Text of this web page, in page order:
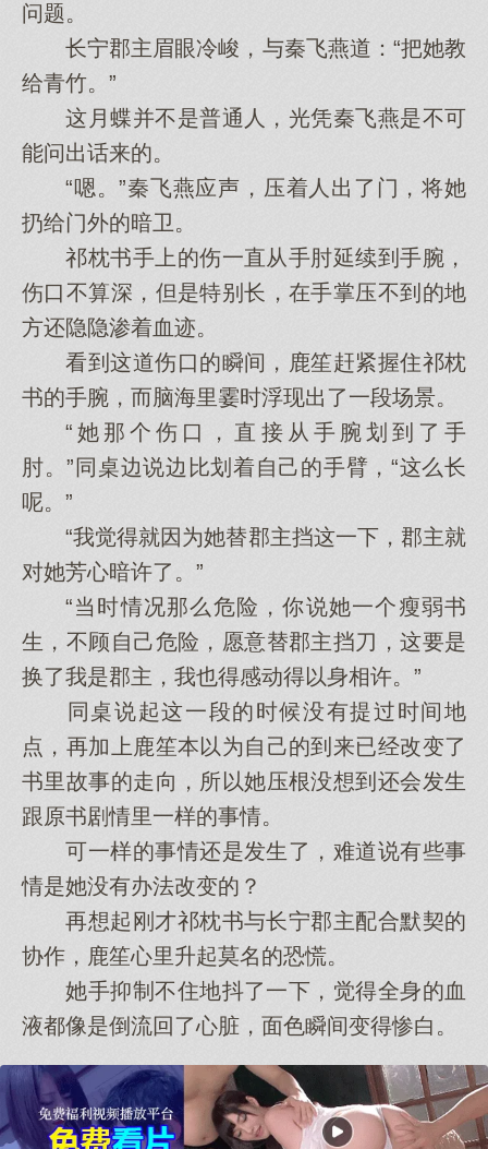
问题。
长宁郡主眉眼冷峻，与秦飞燕道：“把她教
给青竹。”
这月蝶并不是普通人，光凭秦飞燕是不可
能问出话来的。
“嗯。”秦飞燕应声，压着人出了门，将她
扔给门外的暗卫。
祁枕书手上的伤一直从手肘延续到手腕，
伤口不算深，但是特别长，在手掌压不到的地
方还隐隐渗着血迹。
看到这道伤口的瞬间，鹿笙赶紧握住祁枕
书的手腕，而脑海里霎时浮现出了一段场景。
“她那个伤口，直接从手腕划到了手
肘。”同桌边说边比划着自己的手臂，“这么长
呢。”
“我觉得就因为她替郡主挡这一下，郡主就
对她芳心暗许了。”
“当时情况那么危险，你说她一个瘦弱书
生，不顾自己危险，愿意替郡主挡刀，这要是
换了我是郡主，我也得感动得以身相许。”
同桌说起这一段的时候没有提过时间地
点，再加上鹿笙本以为自己的到来已经改变了
书里故事的走向，所以她压根没想到还会发生
跟原书剧情里一样的事情。
可一样的事情还是发生了，难道说有些事
情是她没有办法改变的？
再想起刚才祁枕书与长宁郡主配合默契的
协作，鹿笙心里升起莫名的恐慌。
她手抑制不住地抖了一下，觉得全身的血
液都像是倒流回了心脏，面色瞬间变得惨白。